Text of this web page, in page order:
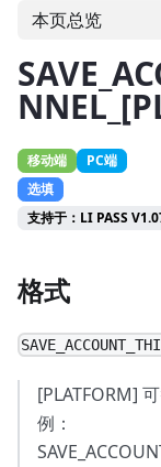
本页总览
移动端
PC端
选填
支持于：LI PASS
格式
[PLATFORM]
例：